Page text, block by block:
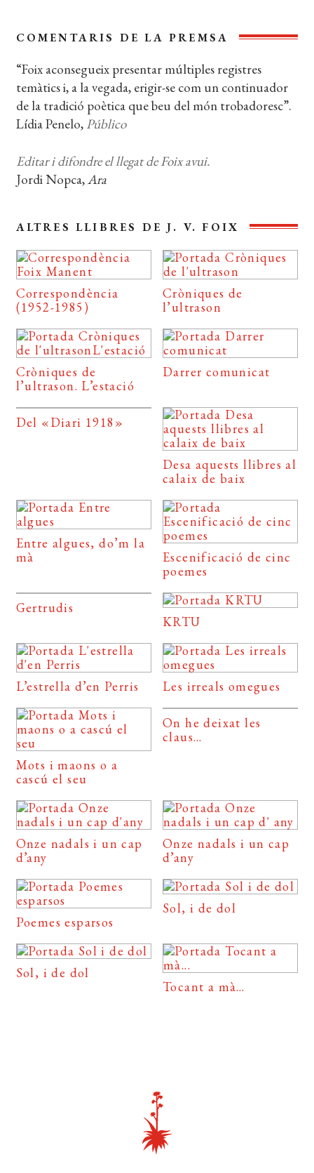
COMENTARIS DE LA PREMSA
“Foix aconsegueix presentar múltiples registres
temàtics i, a la vegada, erigir-se com un continuador
de la tradició poètica que beu del món trobadoresc”.
Lídia Penelo, Público
Editar i difondre el llegat de Foix avui.
Jordi Nopca,Ara
ALTRES LLIBRES DE J. V. FOIX
Correspondència
(1952-1985)
Cròniques de
l’ultrason
Cròniques de
l’ultrason. L’estació
Darrer comunicat
Del «Diari 1918»
Desa aquests llibres al
calaix de baix
Entre algues, do’m la
mà
Escenificació de cinc
poemes
Gertrudis
KRTU
L’estrella d’en Perris Les irreals omegues
Mots i maons o a
cascú el seu
On he deixat les
claus…
Onze nadals i un cap
d’any
Onze nadals i un cap
d’any
Poemes esparsos
Sol, i de dol
Sol, i de dol
Tocant a mà…